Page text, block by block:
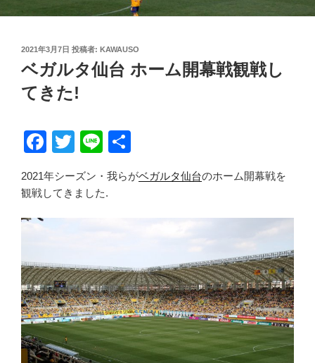
投
日:
2021年3月7日 投稿者: KAWAUSO
ベガルタ仙台 ホーム開幕戦観戦し
てきた!
F
c
o
k
T
tt
Li
n
e
2021年シーズン・我らがベガルタ仙台のホーム開幕戦を
観戦してきました.